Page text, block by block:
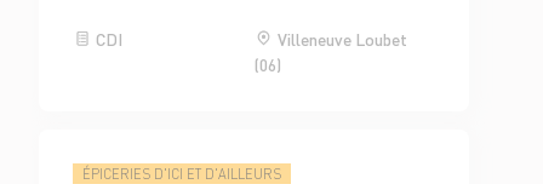
CDI
Villeneuve Loubet
(06)
ÉPICERIES D'ICI ET D'AILLEURS